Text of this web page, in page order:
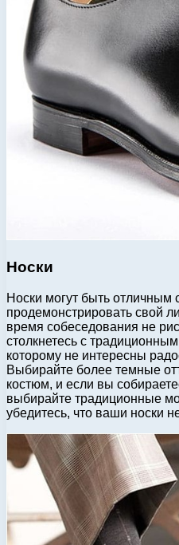
Носки
Носки могут быть отличным
продемонстрировать свой
время собеседования не
столкнетесь с
которому не интересны
Выбирайте более темные
костюм, и если вы
выбирайте традиционные
убедитесь, что ваши носки